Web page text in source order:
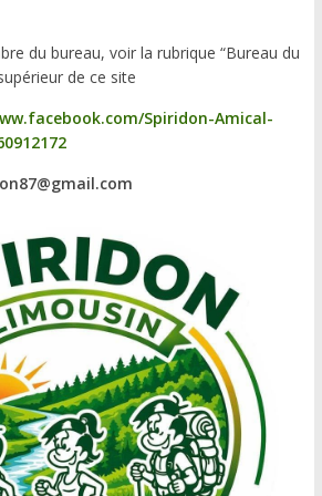
du bureau, voir la rubrique “Bureau du
de ce site
Spiridon-Amical-